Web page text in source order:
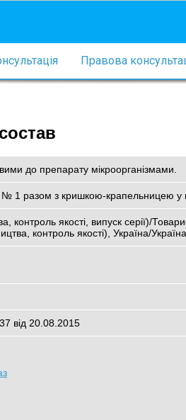
Правова
до препарату мікроорганізмами.
1 разом з кришкою-крапельницею у
контроль якості, випуск серії)/
контроль якості), Україна/Україна
від 20.08.2015